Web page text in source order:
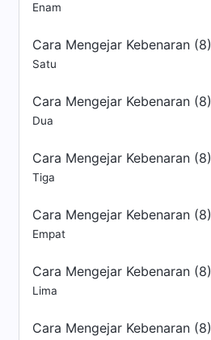
Enam
Cara Mengejar Kebenaran (8)
Satu
Cara Mengejar Kebenaran (8)
Dua
Cara Mengejar Kebenaran (8)
Tiga
Cara Mengejar Kebenaran (8)
Empat
Cara Mengejar Kebenaran (8)
Lima
Cara Mengejar Kebenaran (8)